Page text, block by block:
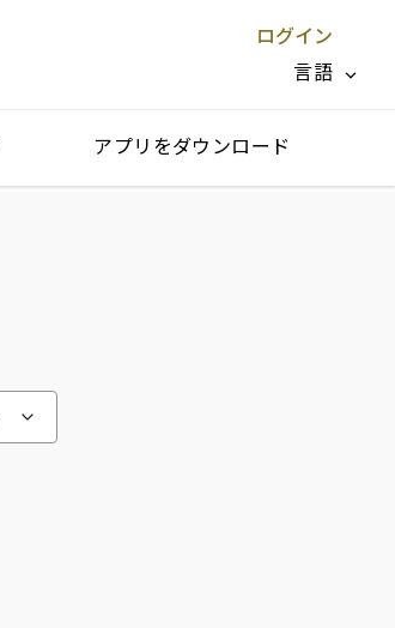
ログイン
言語
閉じる X
アプリをダウンロード